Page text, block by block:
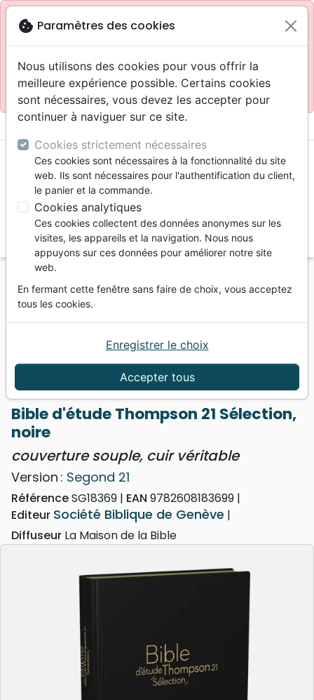
blockSite réservé aux professionnels
Accès pour les professionnels : Se connecter
Site pour le grand public : La Maison de la Bible
menu
Vous ne pouvez pas créer de nouvelle commande
depuis votre pays (United States).
Bibles d'étude
Bible d'étude Thompson 21 Sélection, noire -
couverture souple, cuir véritable
Bible d'étude Thompson 21 Sélection,
noire
couverture souple, cuir véritable
Version : Segond 21
RéférenceSG18369 EAN 9782608183699
Editeur Société Biblique de Genève
Diffuseur La Maison de la Bible
cookie Paramètres des cookies
Nous utilisons des cookies pour vous offrir la
meilleure expérience possible. Certains cookies
sont nécessaires, vous devez les accepter pour
continuer à naviguer sur ce site.
Cookies strictement nécessaires
Ces cookies sont nécessaires à la fonctionnalité du site
web. Ils sont nécessaires pour l'authentification du client,
le panier et la commande.
Cookies analytiques
Ces cookies collectent des données anonymes sur les
visites, les appareils et la navigation. Nous nous
appuyons sur ces données pour améliorer notre site
web.
En fermant cette fenêtre sans faire de choix, vous acceptez
tous les cookies.
Accepter tous
Enregistrer le choix